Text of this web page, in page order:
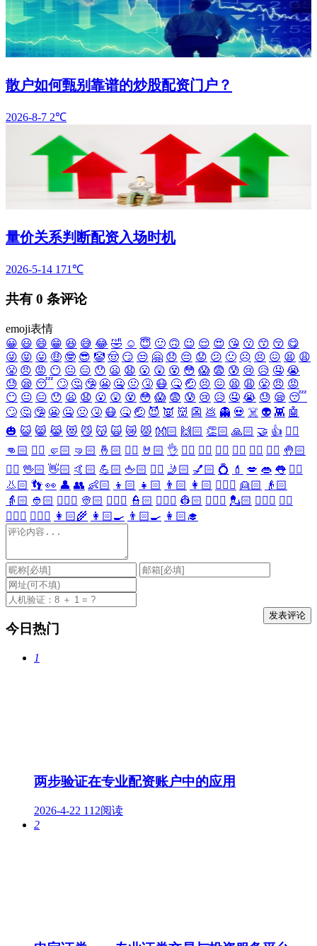
散户如何甄别靠谱的炒股配资门户？
2026-8-7 2℃
量价关系判断配资入场时机
2026-5-14 171℃
共有 0 条评论
emoji表情
😀 😃 😄 😁 😆 😅 😂 🤣 ☺️ 😇 🙂 🙃 😉 😌 😍 😘 😗 😙 😚 😋
😜 😝 😛 🤑 🤓 😎 🤡 🤠 😏 😒 🤗 😞 😔 😟 😕 🙁 ☹️ 😣 😖 😫 😩
😤 😠 😡 😶 😐 😑 😯 😦 😧 😮 😲 😵 😳 😱 😨 😰 😢 😥 🤤 😭
😓 😪 😴 🙄 🤔 🤥 😬 🤐 🤢 🤧 😷 🤒 🤕 😣 😖 😫 😩 😤 😠 😡
😶 😐 😑 😯 😦 😧 😮 😲 😵 😳 😱 😨 😰 😢 😥 🤤 😭 😓 😪 😴
🙄 🤔 🤥 😬 🤐 🤢 🤧 😷 🤒 🤕 😈 👿 👹 👺 💩 👻 💀 ☠️ 👽 👾 🤖
🎃 😺 😸 😹 😻 😼 😽 🙀 😿 😾 👐🏻 🙌🏻 👏🏻 🙏🏻 🤝 👍 👎🏻
👊🏻 ✊🏻 🤛🏻 🤜🏻 🤞🏻 ✌🏻 🤘🏻 👌 👈🏻 👉🏻 👆🏻 👇🏻 ☝🏻 ✋🏻 🤚🏻
🖐🏻 🖖🏻 👋🏻 🤙🏻 💪🏻 🖕🏻 ✍🏻 🤳🏻 💅🏻 💍 💄 💋 👄 👅 👂🏻
👃🏻 👣 👀 👤 👥 👶🏻 👦🏻 👧🏻 👨🏻 👩🏻 👱🏻‍♀️ 👱🏻
👴🏻
👵🏻 👲🏻 👳🏻‍♀️ 👳🏻 👮🏻‍♀️ 👮🏻 👷🏻‍♀️ 👷🏻 💂🏻‍♀️ 💂🏻 🕵🏻‍♀️ 🕵🏻
👩🏻‍⚕️ 👨🏻‍⚕️ 👩🏻‍🌾 👩🏻‍🍳 👨🏻‍🍳 👩🏻‍🎓
今日热门
1
两步验证在专业配资账户中的应用
2026-4-22 112阅读
2